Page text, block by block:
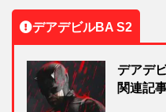
デアデビルBA S2
デアデ
関連記